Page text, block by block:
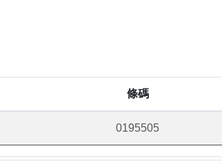
條碼
0195505